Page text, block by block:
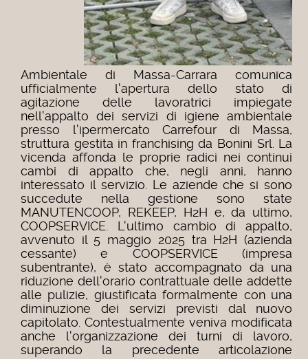
Ambientale di Massa-Carrara comunica
ufficialmente l'apertura dello stato di
agitazione delle lavoratrici impiegate
nell'appalto dei servizi di igiene ambientale
presso l'ipermercato Carrefour di Massa,
struttura gestita in franchising da Bonini Srl. La
vicenda affonda le proprie radici nei continui
cambi di appalto che, negli anni, hanno
interessato il servizio. Le aziende che si sono
succedute nella gestione sono state
MANUTENCOOP, REKEEP, H2H e, da ultimo,
COOPSERVICE. L'ultimo cambio di appalto,
avvenuto il 5 maggio 2025 tra H2H (azienda
cessante) e COOPSERVICE (impresa
subentrante), è stato accompagnato da una
riduzione dell'orario contrattuale delle addette
alle pulizie, giustificata formalmente con una
diminuzione dei servizi previsti dal nuovo
capitolato. Contestualmente veniva modificata
anche l'organizzazione dei turni di lavoro,
superando la precedente articolazione